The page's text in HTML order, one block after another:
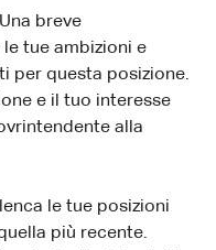
Una breve
tue ambizioni e
per questa posizione.
e il tuo interesse
alla
le tue posizioni
più recente.